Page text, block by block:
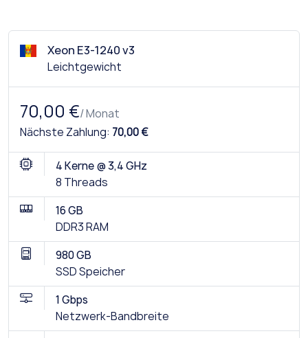
Xeon E3-1240 v3
Leichtgewicht
70,00 €/ Monat
Nächste Zahlung: 70,00 €
4 Kerne @ 3,4 GHz
8 Threads
16 GB
DDR3 RAM
980 GB
SSD Speicher
1 Gbps
Netzwerk-Bandbreite